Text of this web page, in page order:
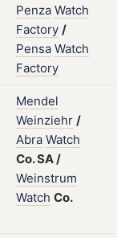
Penza Watch
Factory /
Pensa Watch
Factory
Mendel
Weinziehr /
Abra Watch
Co.SA/
Weinstrum
Watch Co.